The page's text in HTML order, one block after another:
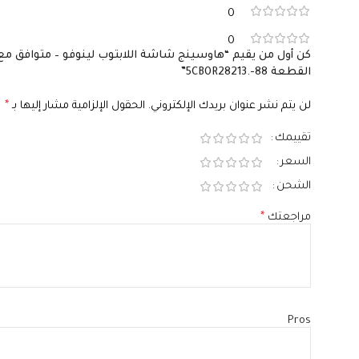
0
0
القطعة 5CB0R28213.-88”
لن يتم نشر عنوان بريدك الإلكتروني. الحقول الإلزامية مشار إليها بـ *
تقييمك
السعر
الشحن
مراجعتك *
Pros